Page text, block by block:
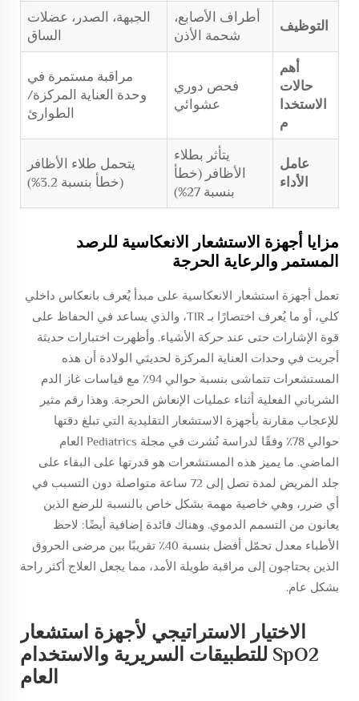
التوظيف
أطراف الأصابع،
شحمة الأذن
الجبهة، الصدر، عضلات
الساق
أهم
حالات
الاستخدا
م
فحص دوري
عشوائي
مراقبة مستمرة في
وحدة العناية المركزة/
الطوارئ
عامل
الأداء
يتأثر بطلاء
الأظافر (خطأ
بنسبة 27%)
يتحمل طلاء الأظافر
(خطأ بنسبة 3.2%)
مزايا أجهزة الاستشعار الانعكاسية للرصد
المستمر والرعاية الحرجة
تعمل أجهزة استشعار الانعكاسية على مبدأ يُعرف بانعكاس داخلي
كلي، أو ما يُعرف اختصارًا بـ TIR، والذي يساعد في الحفاظ على
قوة الإشارات حتى عند حركة الأشياء. وأظهرت اختبارات حديثة
أجريت في وحدات العناية المركزة لحديثي الولادة أن هذه
المستشعرات تتماشى بنسبة حوالي 94٪ مع قياسات غاز الدم
الشرياني الفعلية أثناء عمليات الإنعاش الحرجة. وهذا رقم مثير
للإعجاب مقارنة بأجهزة الاستشعار التقليدية التي تبلغ دقتها
حوالي 78٪ وفقًا لدراسة نُشرت في مجلة Pediatrics العام
الماضي. ما يميز هذه المستشعرات هو قدرتها على البقاء على
جلد المريض لمدة تصل إلى 72 ساعة متواصلة دون التسبب في
أي ضرر، وهي خاصية مهمة بشكل خاص بالنسبة للرضع الذين
يعانون من التسمم الدموي. وهناك فائدة إضافية أيضًا: لاحظ
الأطباء معدل تحمّل أفضل بنسبة 40٪ تقريبًا بين مرضى الحروق
الذين يحتاجون إلى مراقبة طويلة الأمد، مما يجعل العلاج أكثر راحة
بشكل عام.
الاختيار الاستراتيجي لأجهزة استشعار
SpO2 للتطبيقات السريرية والاستخدام
العام